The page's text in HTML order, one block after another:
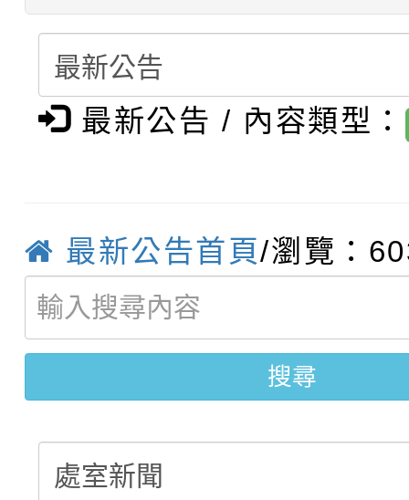
結果(第4招)
學年度第1學期第7次代
結果(第12招)
轉知：桃園市115學年
賽及師生本土語及新住
賽實施要點
轉知：「桃園市115學
比賽實施要點」
轉知：「115年金融知
城市手牽手，綠能透明
畫影片一案
轉知：「115學年度全
劇比賽實施要點」及修
表
轉知：桃園市115年度
敬師藝文競賽』實施計
【甄選結果(第11招)】
學年度第1學期第7次
結果(第11招)
【甄選結果(第3招)】
學年度第1學期第9次代
結果(第3招)
最新公告 / 內容類型：
最新公告首頁/瀏覽：
搜尋